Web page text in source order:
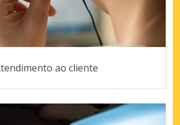
ao cliente